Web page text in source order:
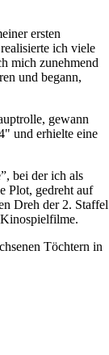
ersten
ich viele
mich zunehmend
und begann,
gewann
und erhielte eine
bei der ich als
Plot, gedreht auf
Dreh der 2. Staffel
Töchtern in